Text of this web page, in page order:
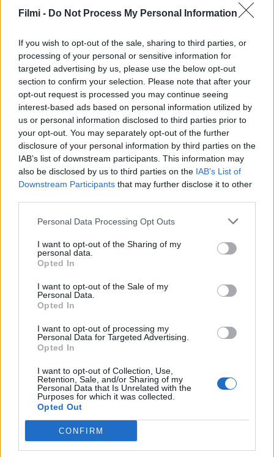
Filmi - Do Not Process My Personal Information
If you wish to opt-out of the sale, sharing to third parties, or
processing of your personal or sensitive information for
targeted advertising by us, please use the below opt-out
section to confirm your selection. Please note that after your
opt-out request is processed you may continue seeing
interest-based ads based on personal information utilized by
us or personal information disclosed to third parties prior to
your opt-out. You may separately opt-out of the further
disclosure of your personal information by third parties on the
IAB’s list of downstream participants. This information may
also be disclosed by us to third parties on the IAB’s List of
Downstream Participants that may further disclose it to other
Personal Data Processing Opt Outs
I want to opt-out of the Sharing of my
personal data.
Opted In
I want to opt-out of the Sale of my
Personal Data.
Opted In
I want to opt-out of processing my
Personal Data for Targeted Advertising.
Opted In
I want to opt-out of Collection, Use,
Retention, Sale, and/or Sharing of my
Personal Data that Is Unrelated with the
Purposes for which it was collected.
Opted Out
CONFIRM
2011
SOROZAT
7.0
Csodálatos Század -
Szulejmán
2002
SOROZAT
8.7
Kemény zsaruk
2016
SOROZAT
6.1
Mámoros szerelem
2021
SOROZAT
5.4